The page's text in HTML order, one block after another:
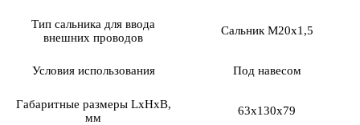
Тип сальника для ввода
внешних проводов
Сальник М20х1,5
Условия использования Под навесом
Габаритные размеры LхHхB,
мм
63х130х79